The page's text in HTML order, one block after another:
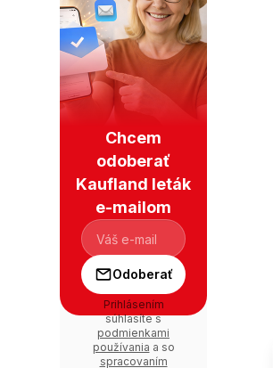
Chcem
odoberať
Kaufland leták
e-mailom
Odoberať
Prihlásením
súhlasíte s
podmienkami
používania a so
spracovaním